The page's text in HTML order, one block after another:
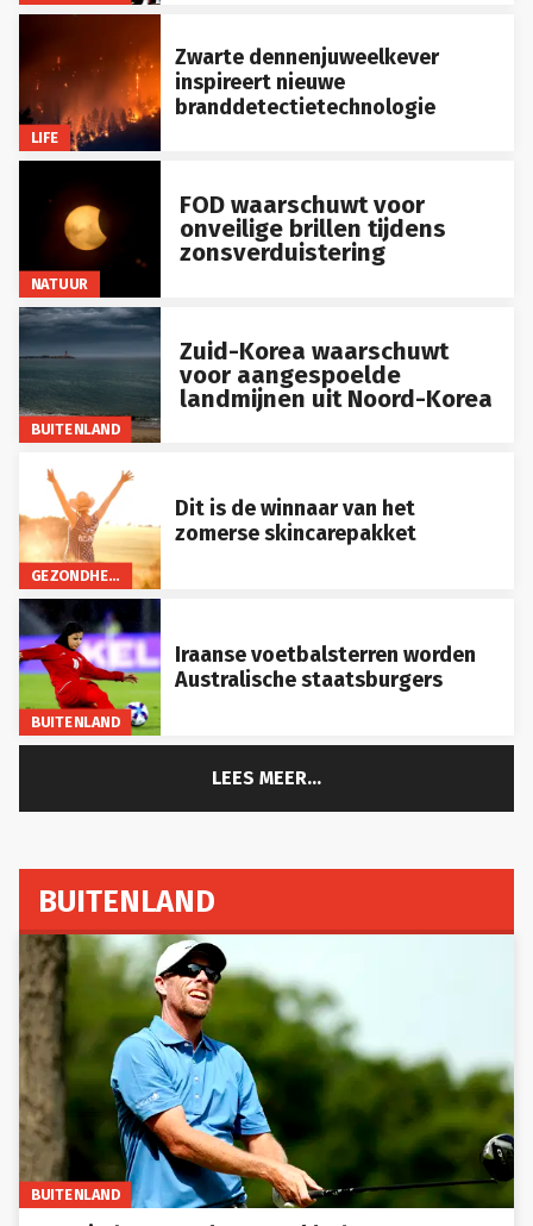
LIFE
Zwarte dennenjuweelkever
inspireert nieuwe
branddetectietechnologie
NATUUR
FOD waarschuwt voor
onveilige brillen tijdens
zonsverduistering
BUITENLAND
Zuid-Korea waarschuwt
voor aangespoelde
landmijnen uit Noord-Korea
GEZONDHEID
Dit is de winnaar van het
zomerse skincarepakket
BUITENLAND
Iraanse voetbalsterren worden
Australische staatsburgers
LEES MEER...
BUITENLAND
BUITENLAND